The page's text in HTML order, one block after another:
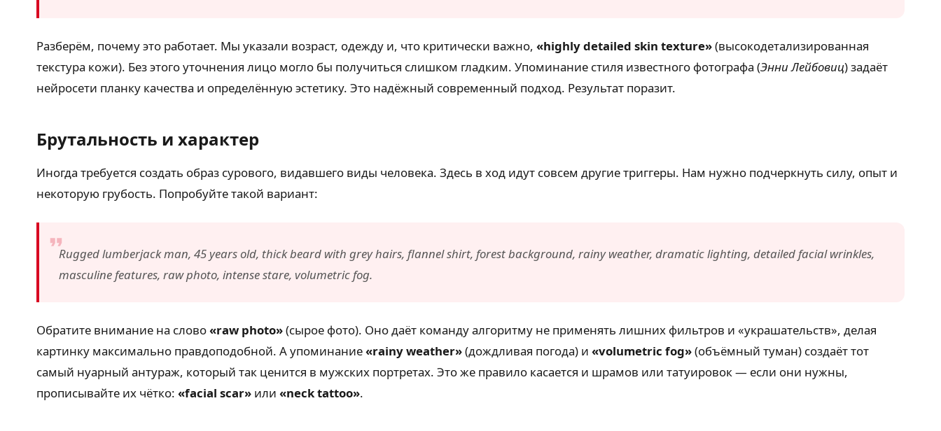
Разберём, почему это работает. Мы указали возраст, одежду и, что критически важно, «highly detailed skin texture»(высокодетализированная
текстура кожи). Без этого уточнения лицо могло бы получиться слишком гладким. Упоминание стиля известного фотографа (Энни Лейбовиц) задаёт
нейросети планку качества и определённую эстетику. Это надёжный современный подход. Результат поразит.
Брутальность и характер
Иногда требуется создать образ сурового, видавшего виды человека. Здесь в ход идут совсем другие триггеры. Нам нужно подчеркнуть силу, опыт и
некоторую грубость. Попробуйте такой вариант:
Rugged lumberjack man, 45 years old, thick beard with grey hairs, flannel shirt, forest background, rainy weather, dramatic lighting, detailed facial wrinkles,
masculine features, raw photo, intense stare, volumetric fog.
Обратите внимание на слово«raw photo»(сырое фото). Оно даёт команду алгоритму не применять лишних фильтров и «украшательств», делая
картинку максимально правдоподобной. А упоминание«rainy weather»(дождливая погода) и «volumetric fog»(объёмный туман) создаёт тот
самый нуарный антураж, который так ценится в мужских портретах. Это же правило касается и шрамов или татуировок — если они нужны,
прописывайте их чётко: «facial scar» или «neck tattoo».